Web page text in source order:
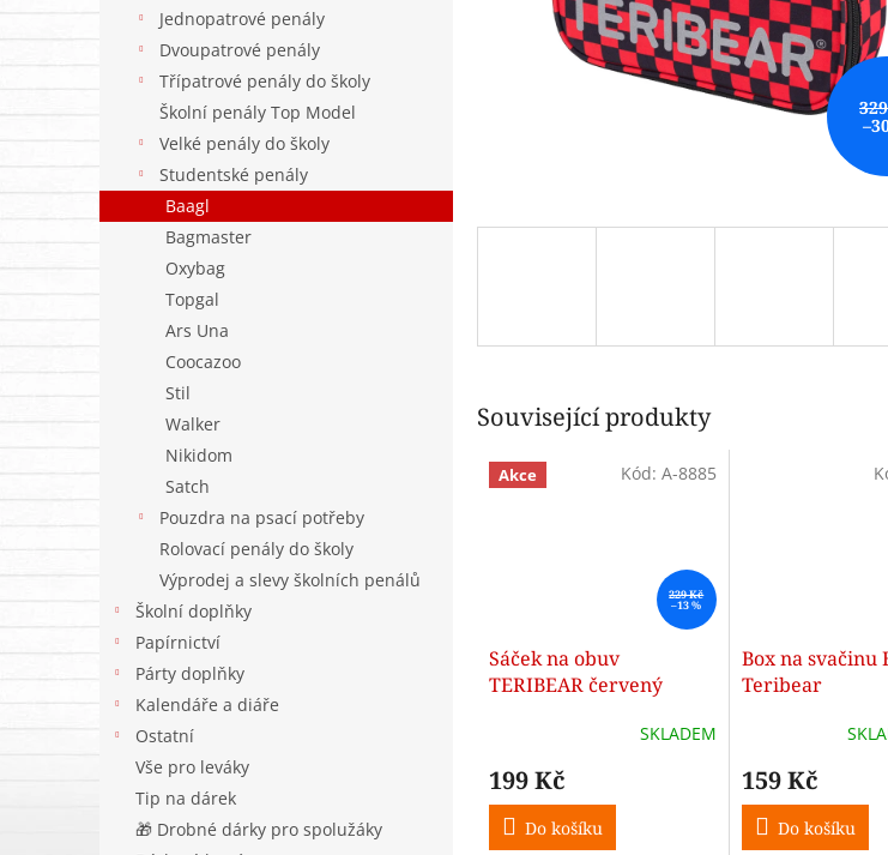
Jednopatrové penály
Dvoupatrové penály
Třípatrové penály do školy
Školní penály Top Model
Velké penály do školy
Studentské penály
Baagl
Bagmaster
Oxybag
Topgal
Ars Una
Coocazoo
Stil
Walker
Nikidom
Satch
Pouzdra na psací potřeby
Rolovací penály do školy
Výprodej a slevy školních penálů
Školní doplňky
Papírnictví
Párty doplňky
Kalendáře a diáře
Ostatní
Vše pro leváky
Tip na dárek
🎁 Drobné dárky pro spolužáky
Související produkty
Akce
229 Kč
–13 %
Sáček na obuv
TERIBEAR červený
SKLADEM
199 Kč
Do košíku
Kód: A-8885
Box na svačinu
Teribear
159 Kč
Do košíku